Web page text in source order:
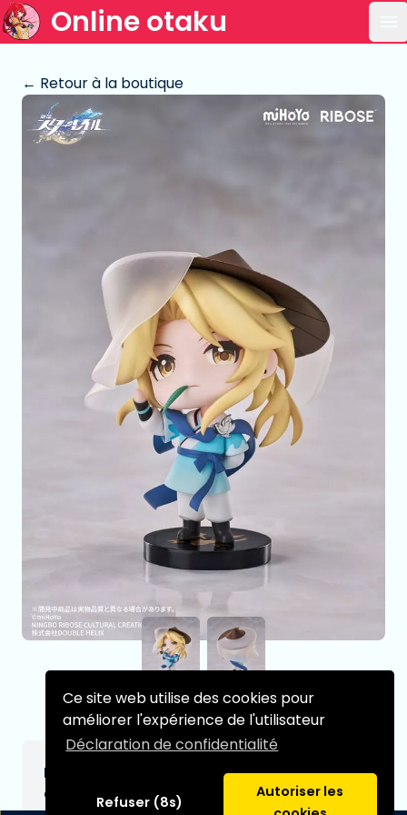
Ce site web utilise des cookies pour
améliorer l'expérience de l'utilisateur
Déclaration de confidentialité
Refuser (8s)
Autoriser les
Online otaku
← Retour à la boutique
Honkai: Star Rail Nameless Honor figurine
Chibi Vol. 01 Yanqing 8 cm